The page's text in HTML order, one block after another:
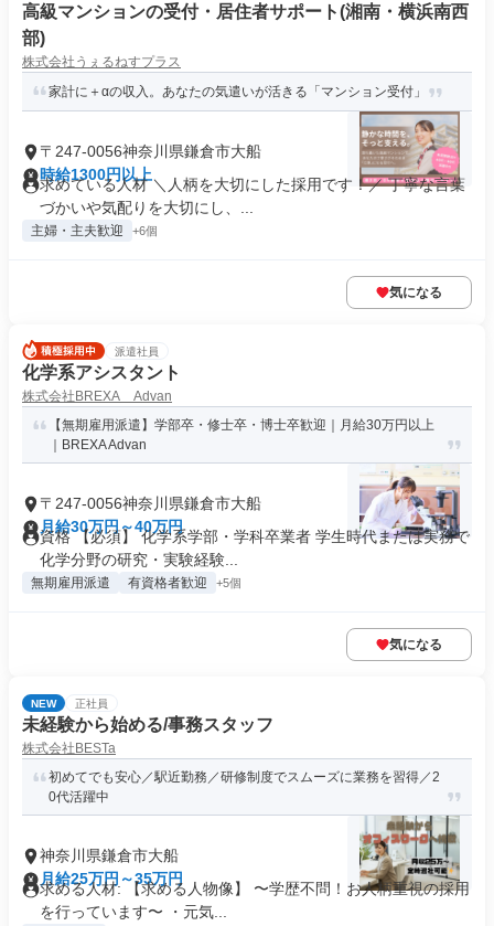
高級マンションの受付・居住者サポート(湘南・横浜南西
部)
株式会社うぇるねすプラス
家計に＋αの収入。あなたの気遣いが活きる「マンション受付」
〒247-0056神奈川県鎌倉市大船
時給1300円以上
求めている人材 ＼人柄を大切にした採用です！／ 丁寧な言葉
づかいや気配りを大切にし、...
主婦・主夫歓迎 +6個
気になる
派遣社員
化学系アシスタント
株式会社BREXA Advan
【無期雇用派遣】学部卒・修士卒・博士卒歓迎｜月給30万円以上
｜BREXA Advan
〒247-0056神奈川県鎌倉市大船
月給30万円～40万円
資格 【必須】 化学系学部・学科卒業者 学生時代または実務で
化学分野の研究・実験経験...
無期雇用派遣 有資格者歓迎 +5個
気になる
NEW 正社員
未経験から始める/事務スタッフ
株式会社BESTa
初めてでも安心／駅近勤務／研修制度でスムーズに業務を習得／2
0代活躍中
神奈川県鎌倉市大船
月給25万円～35万円
求める人材: 【求める人物像】 〜学歴不問！お人柄重視の採用
を行っています〜 ・元気...